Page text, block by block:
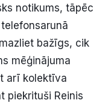
notikums, tāpēc
bažīgs, cik
mēģinājuma
arī kolektīva
piekrituši Reinis